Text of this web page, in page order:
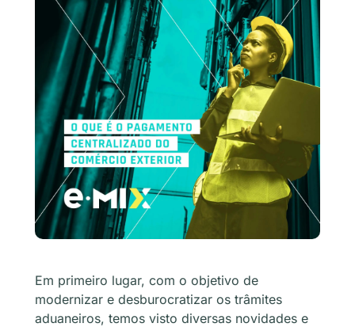
Em primeiro lugar, com o objetivo de
modernizar e desburocratizar os trâmites
aduaneiros, temos visto diversas novidades e